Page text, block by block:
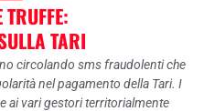
dei premi
TARI
circolando sms fraudolenti che
nel pagamento della Tari. I
ai vari gestori territorialmente